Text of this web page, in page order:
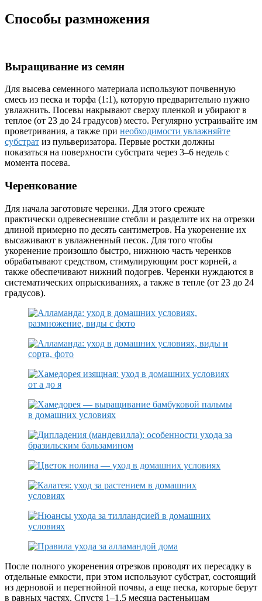
Способы размножения
Выращивание из семян
Для высева семенного материала используют почвенную
смесь из песка и торфа (1:1), которую предварительно нужно
увлажнить. Посевы накрывают сверху пленкой и убирают в
теплое (от 23 до 24 градусов) место. Регулярно устраивайте им
проветривания, а также при необходимости увлажняйте
субстрат из пульверизатора. Первые ростки должны
показаться на поверхности субстрата через 3–6 недель с
момента посева.
Черенкование
Для начала заготовьте черенки. Для этого срежьте
практически одревесневшие стебли и разделите их на отрезки
длиной примерно по десять сантиметров. На укоренение их
высаживают в увлажненный песок. Для того чтобы
укоренение произошло быстро, нижнюю часть черенков
обрабатывают средством, стимулирующим рост корней, а
также обеспечивают нижний подогрев. Черенки нуждаются в
систематических опрыскиваниях, а также в тепле (от 23 до 24
градусов).
После полного укоренения отрезков проводят их пересадку в
отдельные емкости, при этом используют субстрат, состоящий
из дерновой и перегнойной почвы, а еще песка, которые берут
в равных частях. Спустя 1–1,5 месяца растеньицам